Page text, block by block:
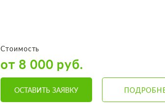
Стоимость
от 8 000 руб.
ОСТАВИТЬ ЗАЯВКУ